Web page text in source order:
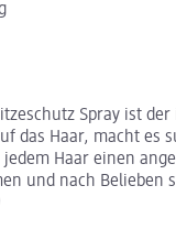
Spray ist
das Haar, macht es
Haar einen
und nach Belieben